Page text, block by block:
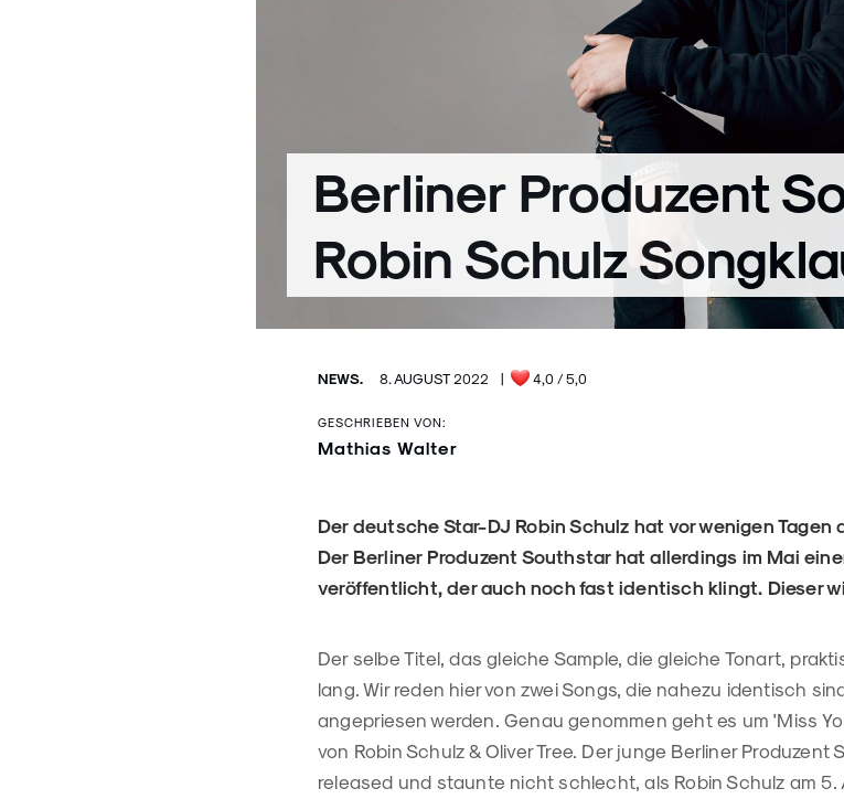
Berliner Produzent
Robin Schulz
NEWS. 8. AUGUST 2022 | 4,0 / 5,0
GESCHRIEBEN VON:
Mathias Walter
Der deutsche Star-DJ Robin Schulz hat vor wenigen
Der Berliner Produzent Southstar hat allerdings im Mai
veröffentlicht, der auch noch fast identisch klingt. Dieser
Der selbe Titel, das gleiche Sample, die gleiche Tonart,
lang. Wir reden hier von zwei Songs, die nahezu identisch
angepriesen werden. Genau genommen geht es um 'Miss
von Robin Schulz & Oliver Tree. Der junge Berliner
released und staunte nicht schlecht, als Robin Schulz am 5.